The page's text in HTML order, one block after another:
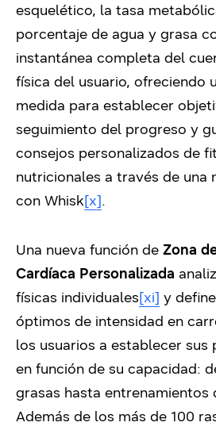
esquelético, la tasa
porcentaje de agua y grasa
instantánea completa del
física del usuario, ofreciendo
medida para establecer
seguimiento del progreso y
consejos personalizados de
nutricionales a través de una
con Whisk[x].
Una nueva función de Zona
Cardíaca Personalizada
físicas individuales[xi] y
óptimos de intensidad en
los usuarios a establecer sus
en función de su capacidad:
grasas hasta entrenamientos
Además de los más de 100